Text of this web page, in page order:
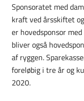
Sponsoratet med
kraft ved årsskiftet
er hovedsponsor
bliver også
af ryggen.
foreløbig i tre år og
2020.